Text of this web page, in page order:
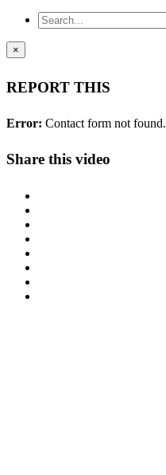
×
REPORT THIS
Error: Contact form not found.
Share this video